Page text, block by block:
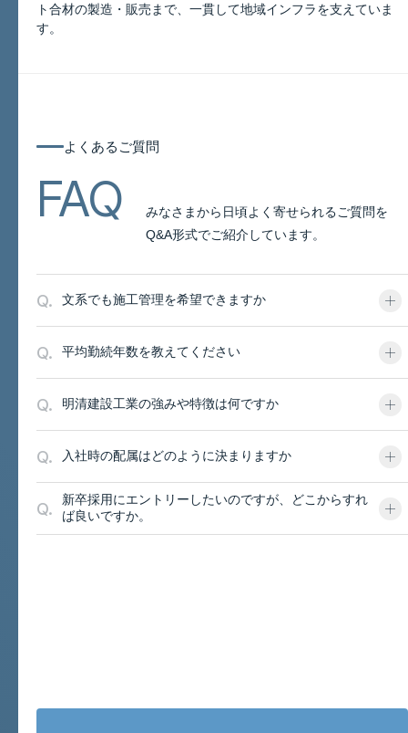
ト合材の製造・販売まで、一貫して地域インフラを支えていま
す。
よくあるご質問
よくあるご質問
FAQ
みなさまから日頃よく寄せられるご質問を
Q&A形式でご紹介しています。
Q. 文系でも施工管理を希望できますか
Q. 平均勤続年数を教えてください
Q. 明清建設工業の強みや特徴は何ですか
Q. 入社時の配属はどのように決まりますか
Q.
新卒採用にエントリーしたいのですが、どこからすれ
ば良いですか。